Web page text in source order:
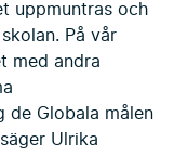
uppmuntras och
På vår
med andra
de Globala målen
Ulrika